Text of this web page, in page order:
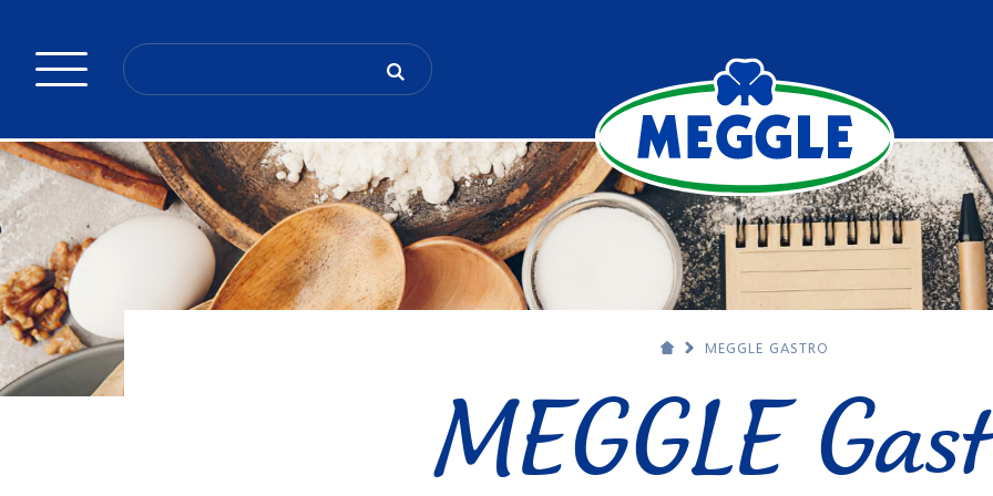
for:
MEGGLE GASTRO
MEGGLE